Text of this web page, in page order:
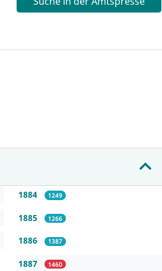
1884 1249
1885 1266
1886 1387
1887 1460